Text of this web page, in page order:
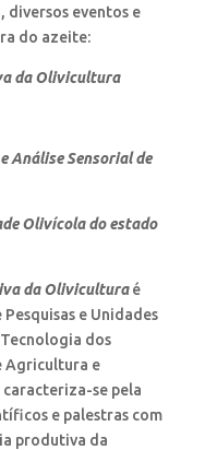
diversos eventos e
do azeite:
da Olivicultura
Análise Sensorial de
Olivícola do estado
da Oliviculturaé
e Unidades
dos
Agricultura e
se pela
e palestras com
produtiva da